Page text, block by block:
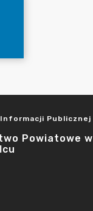
Publicznej
Powiatowe w